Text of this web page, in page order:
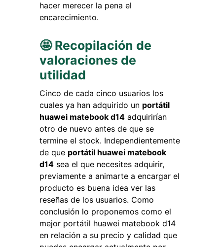
hacer merecer la pena el
encarecimiento.
🤩 Recopilación de
valoraciones de
utilidad
Cinco de cada cinco usuarios los
cuales ya han adquirido un portátil
huawei matebook d14 adquirirían
otro de nuevo antes de que se
termine el stock. Independientemente
de que portátil huawei matebook
d14 sea el que necesites adquirir,
previamente a animarte a encargar el
producto es buena idea ver las
reseñas de los usuarios. Como
conclusión lo proponemos como el
mejor portátil huawei matebook d14
en relación a su precio y calidad que